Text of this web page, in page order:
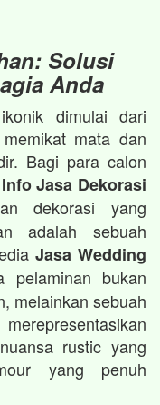
Solusi
Anda
dimulai dari
mata dan
Bagi para calon
Info Jasa Dekorasi
dekorasi yang
adalah sebuah
Jasa Wedding
pelaminan bukan
melainkan sebuah
rustic yang
yang penuh